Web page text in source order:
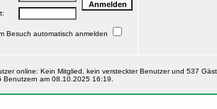
Besuch automatisch anmelden
online: Kein Mitglied, kein versteckter Benutzer und 537
Benutzern am 08.10.2025 16:19.